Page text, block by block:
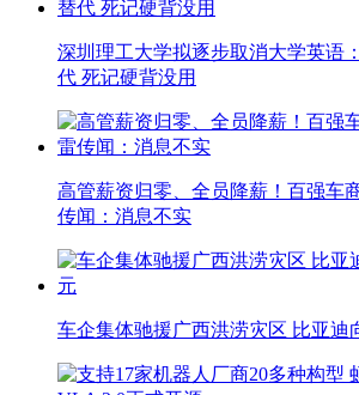
深圳理工大学拟逐步取消大学英语
代 死记硬背没用
高管薪资归零、全员降薪！百强车
传闻：消息不实
车企集体驰援广西洪涝灾区 比亚迪